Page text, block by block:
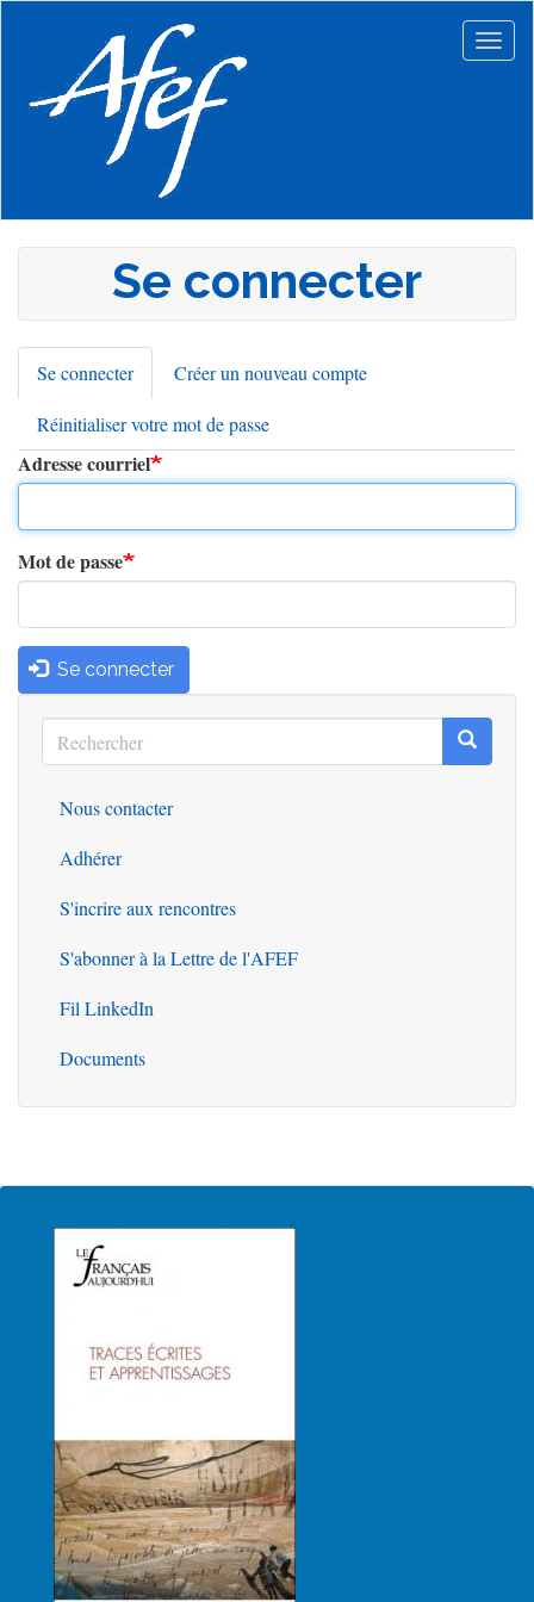
principal
Se connecter
Onglets
principaux
Se connecter(onglet
actif)
Créer un nouveau compte
Réinitialiser votre mot de passe
Adresse courriel
Mot de passe
Se connecter
Rechercher
Rechercher
Outils
Nous contacter
Adhérer
S'incrire aux rencontres
S'abonner à la Lettre de l'AFEF
Fil LinkedIn
Documents